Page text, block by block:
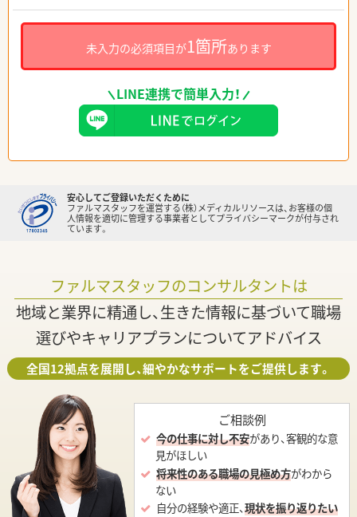
未入力の必須項目が1箇所あります
LINE連携で簡単入力！
安心してご登録いただくために
ファルマスタッフを運営する（株）メディカルリソースは、お客様の個
人情報を適切に管理する事業者としてプライバシーマークが付与され
ています。
ファルマスタッフのコンサルタントは
地域と業界に精通し、生きた情報に基づいて職場
選びやキャリアプランについてアドバイス
全国12拠点を展開し、細やかなサポートをご提供します。
ご相談例
今の仕事に対し不安があり、客観的な意
見がほしい
将来性のある職場の見極め方がわから
ない
自分の経験や適正、現状を振り返りたい